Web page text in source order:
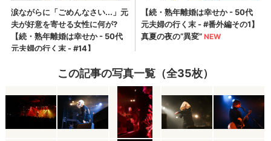
この記事の写真一覧（全35枚）